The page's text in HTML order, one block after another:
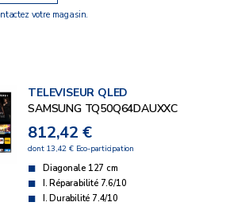
votre magasin.
TELEVISEUR QLED
SAMSUNG TQ50Q64DAUXXC
812,42 €
dont 13,42 € Eco-participation
Diagonale 127 cm
I. Réparabilité 7.6/10
I. Durabilité 7.4/10